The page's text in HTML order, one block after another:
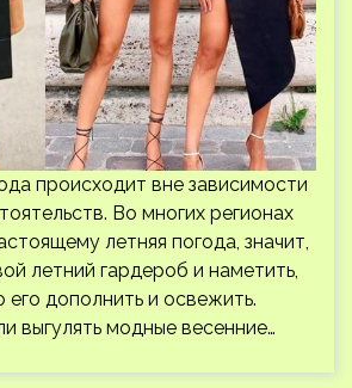
происходит вне зависимости
Во многих регионах
летняя погода, значит,
летний гардероб и наметить,
дополнить и освежить.
выгулять модные весенние…